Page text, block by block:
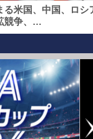
る米国、中国、ロシ
競争、…